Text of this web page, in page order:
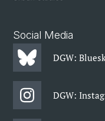
Social Media
DGW:
DGW: